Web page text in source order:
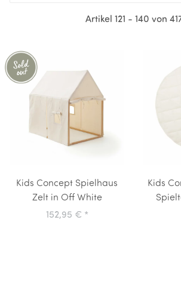
Artikel 121 - 140 von
Kids Concept Spielhaus
Zelt in Off White
152,95 € *
Kids